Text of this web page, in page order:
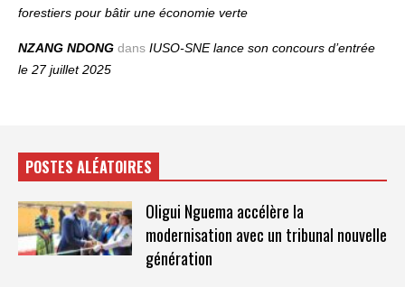
forestiers pour bâtir une économie verte
NZANG NDONG dans IUSO‑SNE lance son concours d’entrée
le 27 juillet 2025
POSTES ALÉATOIRES
Oligui Nguema accélère la
modernisation avec un tribunal nouvelle
génération